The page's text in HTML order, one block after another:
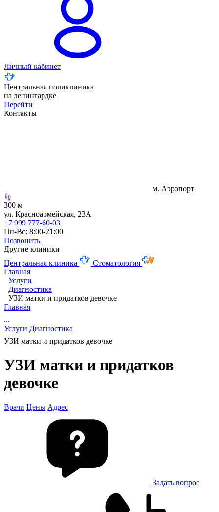
Личный кабинет
Центральная поликлиника
на ленингардке
Перейти
Контакты
м. Аэропорт
300 м
ул. Красноармейская, 23А
+7 999 777-60-03
Пн-Вс: 8:00-21:00
Позвонить
Другие клиники
Центральная клиника
Стоматология
Главная
Услуги
Диагностика
УЗИ матки и придатков девочке
Главная
...
Услуги Диагностика
УЗИ матки и придатков девочке
УЗИ матки и придатков
девочке
Врачи Цены Адрес
Задать вопрос